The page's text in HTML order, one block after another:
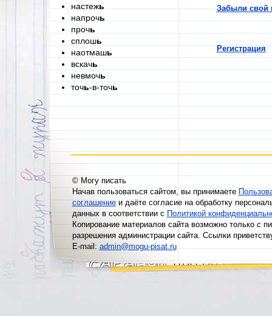
настежь
напрочь
прочь
сплошь
наотмашь
вскачь
невмочь
точь-в-точь
Забыли свой
Регистрация
© Могу писать
Начав пользоваться сайтом, вы принимаете
соглашениеи даёте согласие на обработку
данных в соответствии сПолитикой
Копирование материалов сайта возможно только с
разрешения администрации сайта. Ссылки
E-mail:admin@mogu-pisat.ru